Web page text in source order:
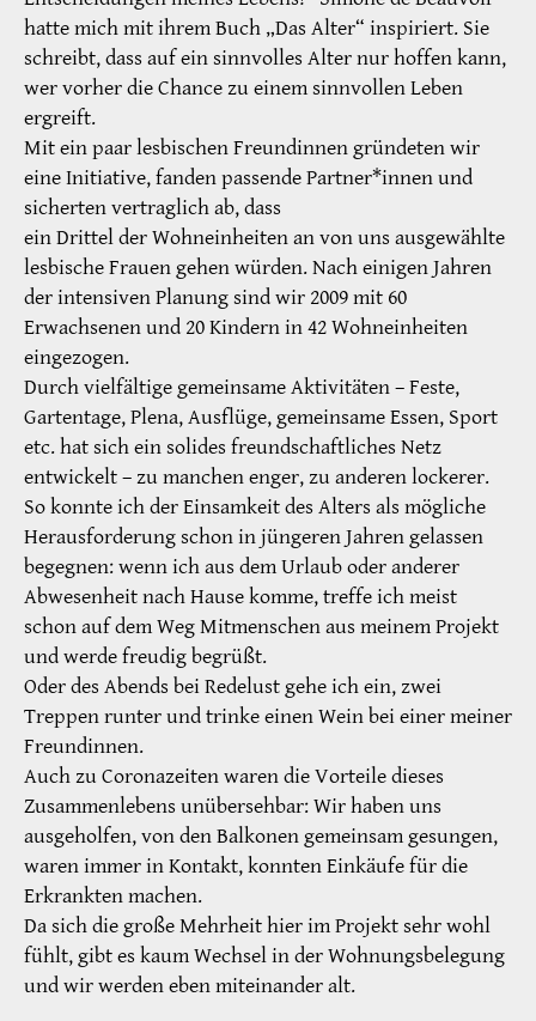
hatte mich mit ihrem Buch „Das Alter“ inspiriert. Sie
schreibt, dass auf ein sinnvolles Alter nur hoffen kann,
wer vorher die Chance zu einem sinnvollen Leben
ergreift.
Mit ein paar lesbischen Freundinnen gründeten wir
eine Initiative, fanden passende Partner*innen und
sicherten vertraglich ab, dass
ein Drittel der Wohneinheiten an von uns ausgewählte
lesbische Frauen gehen würden. Nach einigen Jahren
der intensiven Planung sind wir 2009 mit 60
Erwachsenen und 20 Kindern in 42 Wohneinheiten
eingezogen.
Durch vielfältige gemeinsame Aktivitäten – Feste,
Gartentage, Plena, Ausflüge, gemeinsame Essen, Sport
etc. hat sich ein solides freundschaftliches Netz
entwickelt – zu manchen enger, zu anderen lockerer.
So konnte ich der Einsamkeit des Alters als mögliche
Herausforderung schon in jüngeren Jahren gelassen
begegnen: wenn ich aus dem Urlaub oder anderer
Abwesenheit nach Hause komme, treffe ich meist
schon auf dem Weg Mitmenschen aus meinem Projekt
und werde freudig begrüßt.
Oder des Abends bei Redelust gehe ich ein, zwei
Treppen runter und trinke einen Wein bei einer meiner
Freundinnen.
Auch zu Coronazeiten waren die Vorteile dieses
Zusammenlebens unübersehbar: Wir haben uns
ausgeholfen, von den Balkonen gemeinsam gesungen,
waren immer in Kontakt, konnten Einkäufe für die
Erkrankten machen.
Da sich die große Mehrheit hier im Projekt sehr wohl
fühlt, gibt es kaum Wechsel in der Wohnungsbelegung
und wir werden eben miteinander alt.